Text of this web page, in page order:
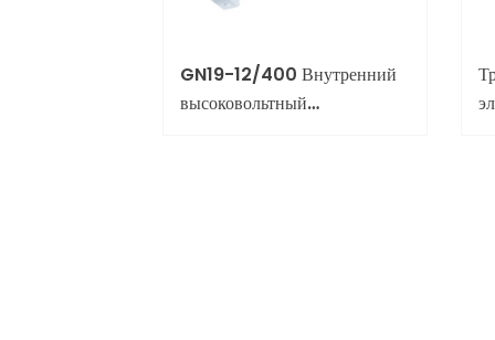
GN19-12/400 Внутренний
высоковольтный